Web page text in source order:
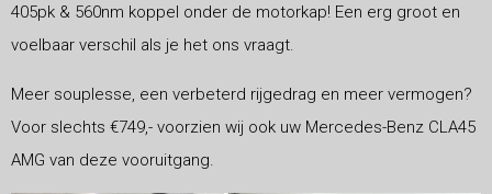
405pk & 560nm koppel onder de motorkap! Een erg groot en
voelbaar verschil als je het ons vraagt.
Meer souplesse, een verbeterd rijgedrag en meer vermogen?
Voor slechts €749,- voorzien wij ook uw Mercedes-Benz CLA45
AMG van deze vooruitgang.